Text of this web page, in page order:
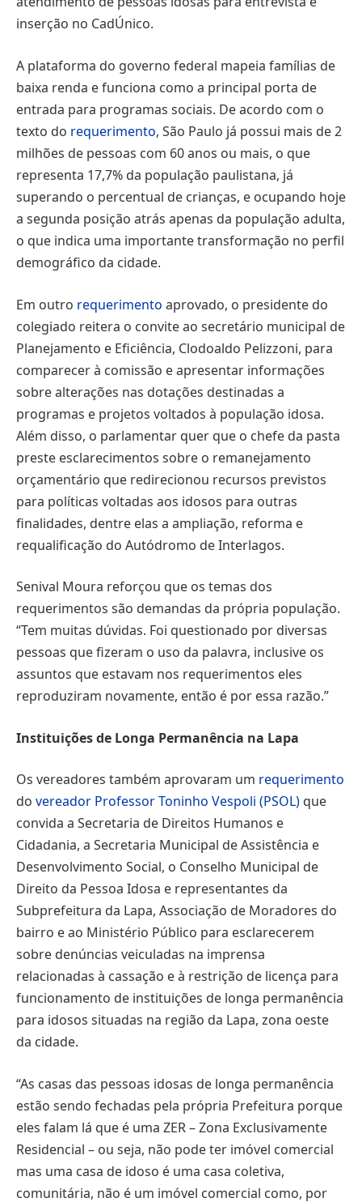
inserção no CadÚnico.
A plataforma do governo federal mapeia famílias de
baixa renda e funciona como a principal porta de
entrada para programas sociais. De acordo com o
texto do requerimento, São Paulo já possui mais de 2
milhões de pessoas com 60 anos ou mais, o que
representa 17,7% da população paulistana, já
superando o percentual de crianças, e ocupando hoje
a segunda posição atrás apenas da população adulta,
o que indica uma importante transformação no perfil
demográfico da cidade.
Em outro requerimento aprovado, o presidente do
colegiado reitera o convite ao secretário municipal de
Planejamento e Eficiência, Clodoaldo Pelizzoni, para
comparecer à comissão e apresentar informações
sobre alterações nas dotações destinadas a
programas e projetos voltados à população idosa.
Além disso, o parlamentar quer que o chefe da pasta
preste esclarecimentos sobre o remanejamento
orçamentário que redirecionou recursos previstos
para políticas voltadas aos idosos para outras
finalidades, dentre elas a ampliação, reforma e
requalificação do Autódromo de Interlagos.
Senival Moura reforçou que os temas dos
requerimentos são demandas da própria população.
“Tem muitas dúvidas. Foi questionado por diversas
pessoas que fizeram o uso da palavra, inclusive os
assuntos que estavam nos requerimentos eles
reproduziram novamente, então é por essa razão.”
Instituições de Longa Permanência na Lapa
Os vereadores também aprovaram um requerimento
do vereador Professor Toninho Vespoli (PSOL) que
convida a Secretaria de Direitos Humanos e
Cidadania, a Secretaria Municipal de Assistência e
Desenvolvimento Social, o Conselho Municipal de
Direito da Pessoa Idosa e representantes da
Subprefeitura da Lapa, Associação de Moradores do
bairro e ao Ministério Público para esclarecerem
sobre denúncias veiculadas na imprensa
relacionadas à cassação e à restrição de licença para
funcionamento de instituições de longa permanência
para idosos situadas na região da Lapa, zona oeste
da cidade.
“As casas das pessoas idosas de longa permanência
estão sendo fechadas pela própria Prefeitura porque
eles falam lá que é uma ZER – Zona Exclusivamente
Residencial – ou seja, não pode ter imóvel comercial
mas uma casa de idoso é uma casa coletiva,
comunitária, não é um imóvel comercial como, por